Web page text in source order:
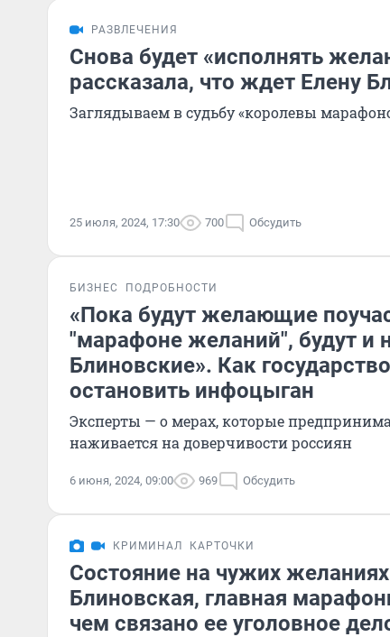
РАЗВЛЕЧЕНИЯ
Снова будет «исполнять
рассказала, что ждет Елену
Заглядываем в судьбу «королевы
25 июля, 2024, 17:30 700 Обсудить
БИЗНЕС ПОДРОБНОСТИ
«Пока будут желающие
"марафоне желаний", будут и
Блиновские». Как
остановить инфоцыган
Эксперты — о мерах, которые
наживается на доверчивости россиян
6 июня, 2024, 09:00 969 Обсудить
КРИМИНАЛ КАРТОЧКИ
Состояние на чужих
Блиновская, главная
чем связано ее уголовное